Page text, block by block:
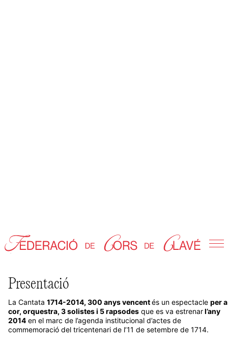
COMMEMORACIÓ DEL TRICENTENARI DE L'11 DE
SETEMBRE DE 1714
Presentació
La Cantata 1714-2014, 300 anys vencentés un espectacle per a
cor, orquestra, 3 solistes i 5 rapsodes que es va estrenarl’any
2014 en el marc de l’agenda institucional d’actes de
commemoració del tricentenari de l’11 de setembre de 1714.